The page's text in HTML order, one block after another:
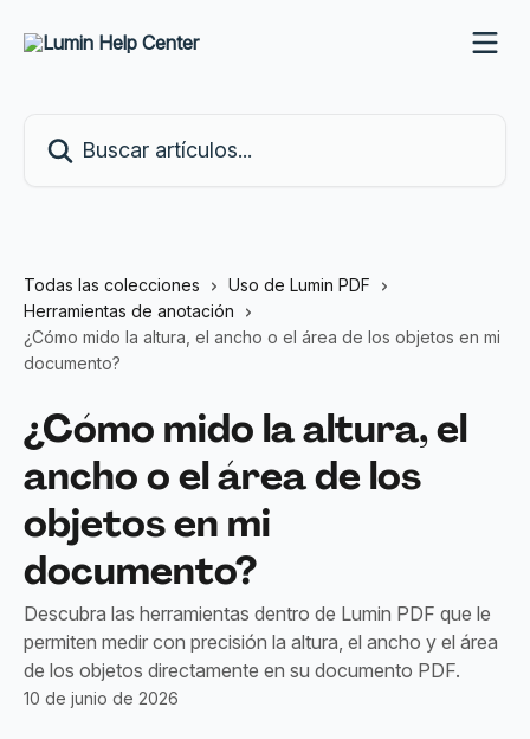
Todas las colecciones
Uso de Lumin PDF
Herramientas de anotación
¿Cómo mido la altura, el ancho o el área de los objetos en mi
documento?
¿Cómo mido la altura, el
ancho o el área de los
objetos en mi
documento?
Descubra las herramientas dentro de Lumin PDF que le
permiten medir con precisión la altura, el ancho y el área
de los objetos directamente en su documento PDF.
10 de junio de 2026